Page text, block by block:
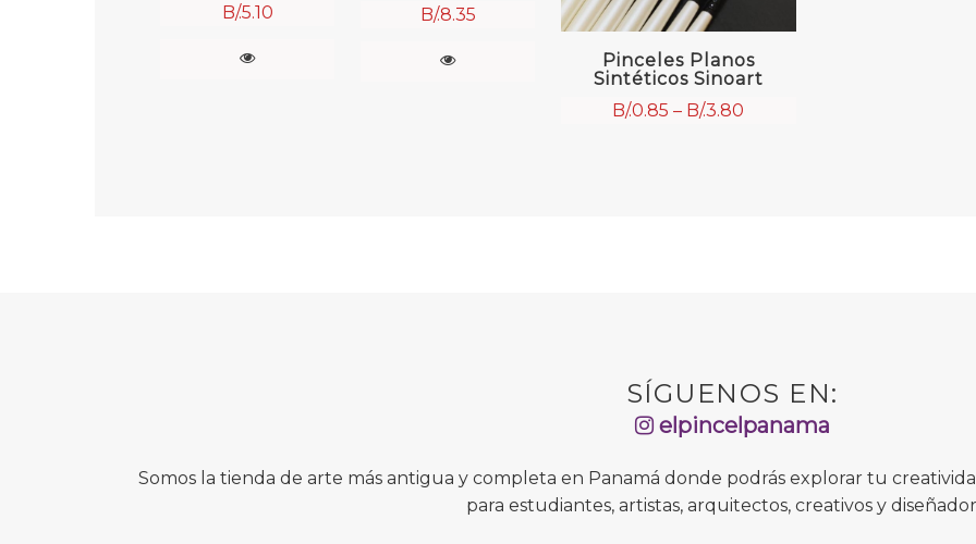
B/.5.10
B/.8.35
Pinceles Planos
Sintéticos Sinoart
B/.0.85 – B/.3.80
SÍGUENOS EN:
elpincelpanama
Somos la tienda de arte más antigua y completa en Panamá donde podrás explorar tu
para estudiantes, artistas, arquitectos, creativos y